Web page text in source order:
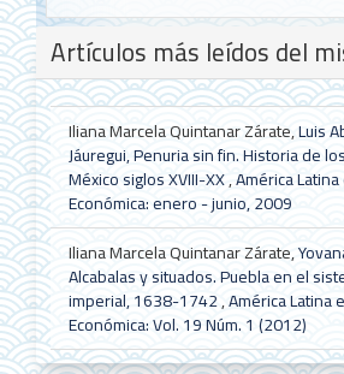
Detalles
del
artículo
Artículos más leídos del
Iliana Marcela Quintanar Zárate,Luis
Jáuregui, Penuria sin fin. Historia de
México siglos XVIII-XX,América
Económica: enero - junio, 2009
Iliana Marcela Quintanar Zárate,
Alcabalas y situados. Puebla en el
imperial, 1638-1742,América Latina
Económica: Vol. 19 Núm. 1 (2012)